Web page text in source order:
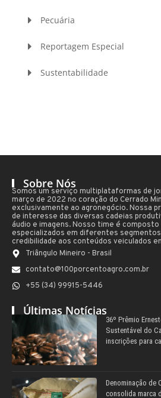
Pecuária
Reportagem Especial
Sustentabilidade
Sobre Nós
Somos um serviço multiplataformas de
março de 2022 no coração do Cerrado
exclusivamente ao agronegócio. Nossa
de interesse das diversas cadeias
áudio e imagens. Nosso time é
especializados em diferentes
credibilidade aos conteúdos veiculados
Triângulo Mineiro - Brasil
contato@100porcentoagro.com.br
+55 (34) 99915-5446
Últimas Notícias
36º Prêmio
Sustentável do
inscrições para
Denominação de
consolida marca